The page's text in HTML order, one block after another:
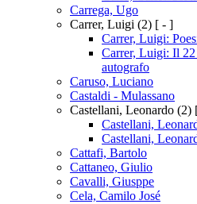
Carrega, Ugo
Carrer, Luigi (2) [ - ]
Carrer, Luigi:
Carrer, Luigi: Il 22
autografo
Caruso, Luciano
Castaldi - Mulassano
Castellani, Leonardo (2)
Castellani,
Castellani,
Cattafi, Bartolo
Cattaneo, Giulio
Cavalli, Giusppe
Cela, Camilo José